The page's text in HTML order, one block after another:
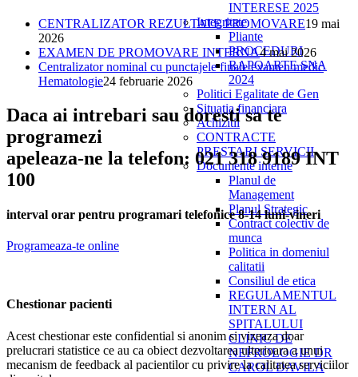
INTERESE 2025
Integritate
Pliante
PROCEDURI
RAPOARTE SNA
2024
Politici Egalitate de Gen
Situatia financiara
Achizitii
CONTRACTE
PRESTARI SERVICII
Documente interne
Planul de
Management
Planul Strategic
Contract colectiv de
munca
Politica in domeniul
calitatii
Consiliul de etica
REGULAMENTUL
INTERN AL
SPITALULUI
CLINIC DE
NEFROLOGIE DR
CAROL DAVILA
CENTRALIZATOR REZULTATE PROMOVARE19 mai
2026
EXAMEN DE PROMOVARE INTERNA4 mai 2026
Centralizator nominal cu punctajele finale examen medic
Hematologie24 februarie 2026
Daca ai intrebari sau doresti sa te
programezi
apeleaza-ne la telefon: 021 318 9189 INT
100
interval orar pentru programari telefonice 8-14 luni-vineri
Programeaza-te online
Chestionar pacienti
Acest chestionar este confidential si anonim si vizeaza doar
prelucrari statistice ce au ca obiect dezvoltarea ulterioara a unui
mecanism de feedback al pacientilor cu privire la calitatea serviciilor